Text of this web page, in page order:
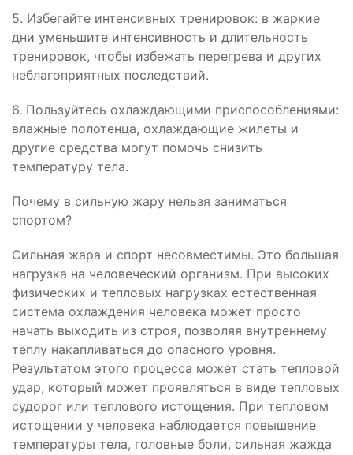
5. Избегайте интенсивных тренировок: в жаркие
дни уменьшите интенсивность и длительность
тренировок, чтобы избежать перегрева и других
неблагоприятных последствий.
6. Пользуйтесь охлаждающими приспособлениями:
влажные полотенца, охлаждающие жилеты и
другие средства могут помочь снизить
температуру тела.
Почему в сильную жару нельзя заниматься
спортом?
Сильная жара и спорт несовместимы. Это большая
нагрузка на человеческий организм. При высоких
физических и тепловых нагрузках естественная
система охлаждения человека может просто
начать выходить из строя, позволяя внутреннему
теплу накапливаться до опасного уровня.
Результатом этого процесса может стать тепловой
удар, который может проявляться в виде тепловых
судорог или теплового истощения. При тепловом
истощении у человека наблюдается повышение
температуры тела, головные боли, сильная жажда